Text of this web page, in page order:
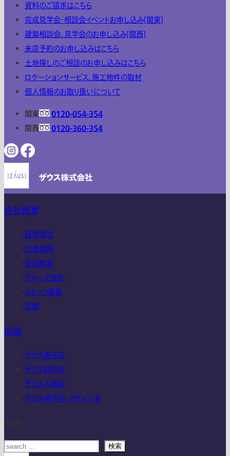
資料のご請求はこちら
完成見学会・相談会イベントお申し込み[関東]
建築相談会、見学会のお申し込み[関西]
来店予約のお申し込みはこちら
土地探しのご相談のお申し込みはこちら
ロケーションサービス、施工物件の取材
個人情報のお取り扱いについて
関東
0120-054-354
関西
0120-360-354
会社概要
経営理念
代表挨拶
会社概要
グループ会社
スタッフ募集
店舗
店舗
ザウス東京店
ザウス群馬店
ザウス大阪店
ザウス神戸店・デザイン室
検索